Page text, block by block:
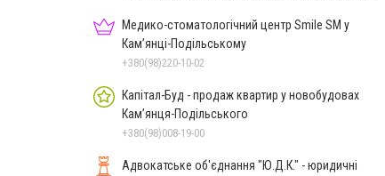
Медико-стоматологічний центр Smile SM у
Кам’янці-Подільському
+380(98)220-10-02
Капітал-Буд - продаж квартир у новобудовах
Кам’янця-Подільського
+380(98)008-19-00
Адвокатське об'єднання "Ю.Д.К." - юридичні